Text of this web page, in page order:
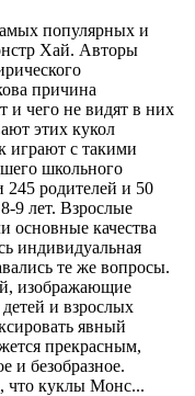
популярных и
Хай. Авторы
причина
и чего не видят в них
этих кукол
играют с такими
школьного
245 родителей и 50
9 лет. Взрослые
основные качества
индивидуальная
те же вопросы.
изображающие
и взрослых
явный
прекрасным,
и безобразное.
что куклы Монс...